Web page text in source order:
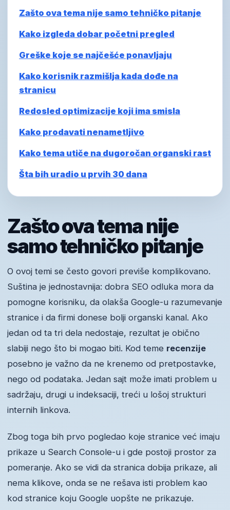
Zašto ova tema nije samo tehničko pitanje
Kako izgleda dobar početni pregled
Greške koje se najčešće ponavljaju
Kako korisnik razmišlja kada dođe na
stranicu
Redosled optimizacije koji ima smisla
Kako prodavati nenametljivo
Kako tema utiče na dugoročan organski rast
Šta bih uradio u prvih 30 dana
Zašto ova tema nije
samo tehničko pitanje
O ovoj temi se često govori previše komplikovano.
Suština je jednostavnija: dobra SEO odluka mora da
pomogne korisniku, da olakša Google-u razumevanje
stranice i da firmi donese bolji organski kanal. Ako
jedan od ta tri dela nedostaje, rezultat je obično
slabiji nego što bi mogao biti. Kod teme recenzije
posebno je važno da ne krenemo od pretpostavke,
nego od podataka. Jedan sajt može imati problem u
sadržaju, drugi u indeksaciji, treći u lošoj strukturi
internih linkova.
Zbog toga bih prvo pogledao koje stranice već imaju
prikaze u Search Console-u i gde postoji prostor za
pomeranje. Ako se vidi da stranica dobija prikaze, ali
nema klikove, onda se ne rešava isti problem kao
kod stranice koju Google uopšte ne prikazuje.